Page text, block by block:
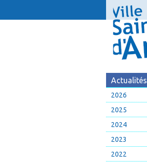
Actualités
2026
2025
2024
2023
2022